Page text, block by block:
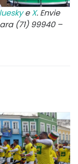
eX. Envie
(71) 99940 –